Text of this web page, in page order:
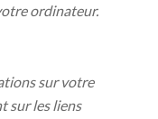
ordinateur.
sur votre
sur les liens